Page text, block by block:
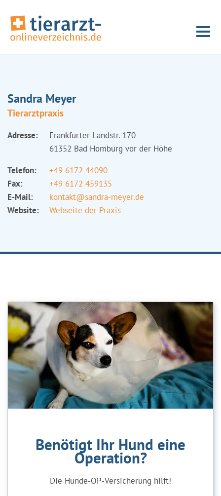
Sandra Meyer
Tierarztpraxis
Adresse:
Frankfurter Landstr. 170
61352 Bad Homburg vor der Höhe
Telefon:
+49 6172 44090
Fax:
+49 6172 459135
E-Mail:
kontakt@sandra-meyer.de
Website:
Webseite der Praxis
Benötigt Ihr Hund eine
Operation?
Die Hunde-OP-Versicherung hilft!